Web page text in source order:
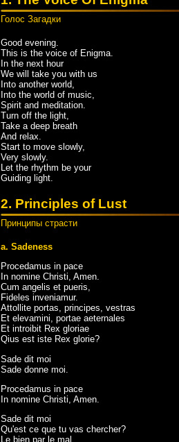
Голос Загадки
Good evening.
This is the voice of Enigma.
In the next hour
We will take you with us
Into another world,
Into the world of music,
Spirit and meditation.
Turn off the light,
Take a deep breath
And relax.
Start to move slowly,
Very slowly.
Let the rhythm be your
Guiding light.
2. Principles of Lust
Принципы страсти
a. Sadeness
Procedamus in pace
In nomine Christi, Amen.
Cum angelis et pueris,
Fideles inveniamur.
Attollite portas, principes, vestras
Et elevamini, portae aeternales
Et introibit Rex gloriae
Qius est iste Rex glorie?
Sade dit moi
Sade donne moi.
Procedamus in pace
In nomine Christi, Amen.
Sade dit moi
Qu'est ce que tu vas chercher?
Le bien par le mal